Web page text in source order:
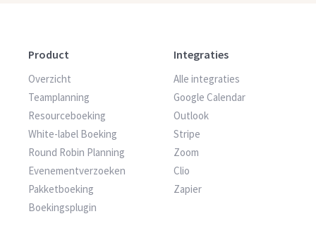
Product
Overzicht
Teamplanning
Resourceboeking
White-label Boeking
Round Robin Planning
Evenementverzoeken
Pakketboeking
Boekingsplugin
Integraties
Alle integraties
Google Calendar
Outlook
Stripe
Zoom
Clio
Zapier